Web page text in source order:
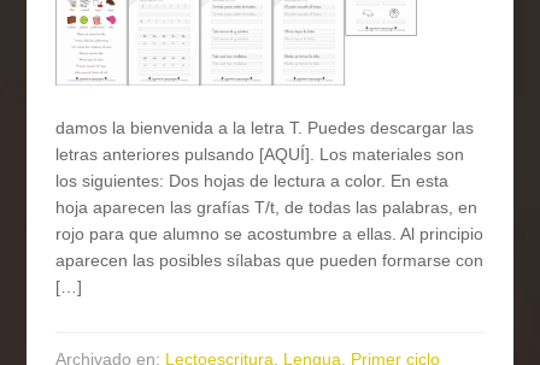
damos la bienvenida a la letra T. Puedes descargar las
letras anteriores pulsando [AQUÍ]. Los materiales son
los siguientes: Dos hojas de lectura a color. En esta
hoja aparecen las grafías T/t, de todas las palabras, en
rojo para que alumno se acostumbre a ellas. Al principio
aparecen las posibles sílabas que pueden formarse con
[…]
Archivado en: Lectoescritura, Lengua, Primer ciclo